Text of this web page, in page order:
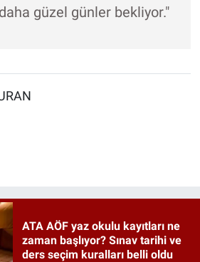
güzel günler bekliyor."
ATA AÖF yaz okulu kayıtları ne
zaman başlıyor? Sınav tarihi ve
ders seçim kuralları belli oldu